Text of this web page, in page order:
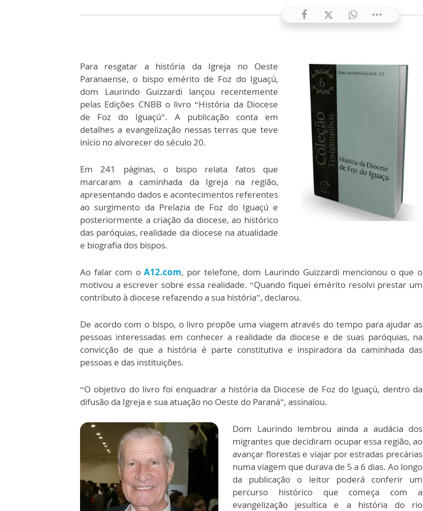
Para resgatar a história da Igreja no Oeste
Paranaense, o bispo emérito de Foz do Iguaçú,
dom Laurindo Guizzardi lançou recentemente
pelas Edições CNBB o livro “História da Diocese
de Foz do Iguaçú”. A publicação conta em
detalhes a evangelização nessas terras que teve
início no alvorecer do século 20.
Em 241 páginas, o bispo relata fatos que
marcaram a caminhada da Igreja na região,
apresentando dados e acontecimentos referentes
ao surgimento da Prelazia de Foz do Iguaçú e
posteriormente a criação da diocese, ao histórico
das paróquias, realidade da diocese na atualidade
e biografia dos bispos.
Ao falar com oA12.com, por telefone, dom Laurindo Guizzardi mencionou o que o
motivou a escrever sobre essa realidade. “Quando fiquei emérito resolvi prestar um
contributo à diocese refazendo a sua história”, declarou.
De acordo com o bispo, o livro propõe uma viagem através do tempo para ajudar as
pessoas interessadas em conhecer a realidade da diocese e de suas paróquias, na
convicção de que a história é parte constitutiva e inspiradora da caminhada das
pessoas e das instituições.
“O objetivo do livro foi enquadrar a história da Diocese de Foz do Iguaçú, dentro da
difusão da Igreja e sua atuação no Oeste do Paraná”, assinalou.
Dom Laurindo lembrou ainda a audácia dos
migrantes que decidiram ocupar essa região, ao
avançar florestas e viajar por estradas precárias
numa viagem que durava de 5 a 6 dias. Ao longo
da publicação o leitor poderá conferir um
percurso histórico que começa com a
evangelização jesuítica e a história do rio